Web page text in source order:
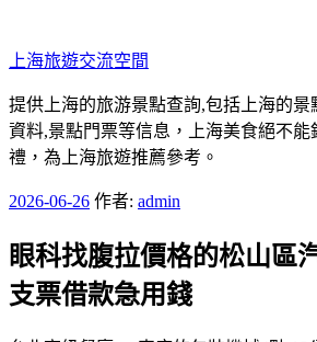
至
主
要
內
容
上海旅遊交流空間
提供上海的旅游景點查詢,包括上海的景
資料,景點門票等信息，上海美食絕不
禮，為上海旅遊推薦參考。
發
於
2026-06-26 作者: admin
眼科找腹拉價格的松山區
支票借款急用錢